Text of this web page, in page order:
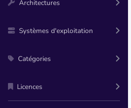
Architectures
Systèmes d'exploitation
Catégories
Licences